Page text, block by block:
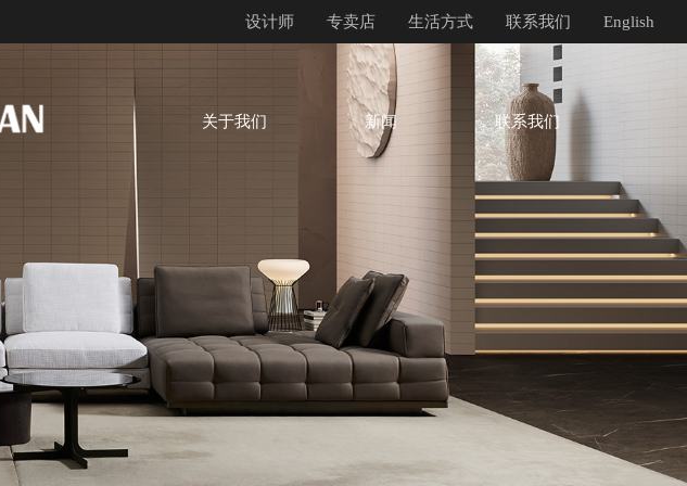
设计师 专卖店 生活方式 联系我们 English
关于我们 新闻 联系我们